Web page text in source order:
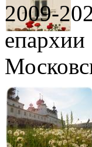
2009-
епархии